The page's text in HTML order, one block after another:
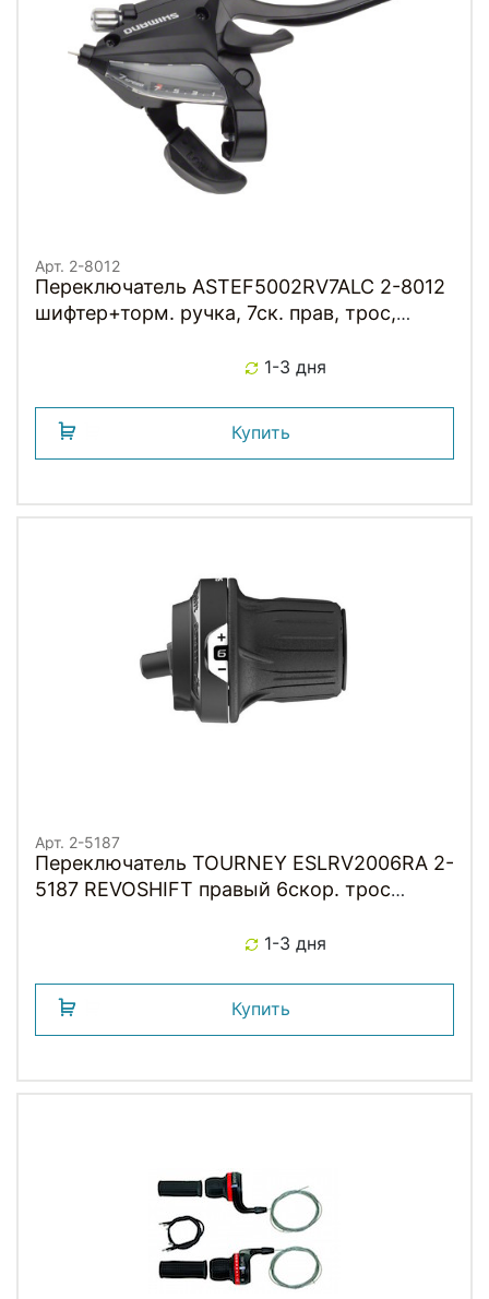
Арт. 2-8012
Переключатель ASTEF5002RV7ALC 2-8012
шифтер+торм. ручка, 7ск. прав, трос,
1-3 дня
Купить
Арт. 2-5187
Переключатель TOURNEY ESLRV2006RA 2-
5187 REVOSHIFT правый 6скор. трос
1-3 дня
Купить